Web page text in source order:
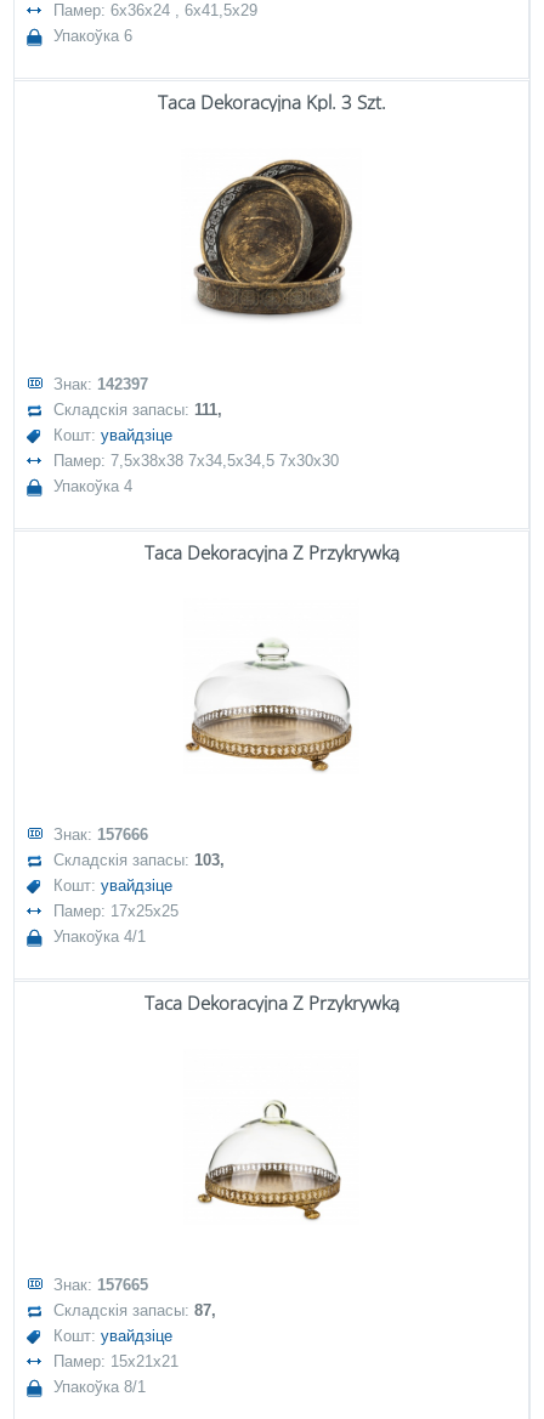
Памер: 6x36x24 , 6x41,5x29
Упакоўка 6
Taca Dekoracyjna Kpl. 3 Szt.
Знак: 142397
Складскія запасы:111,
Кошт:увайдзіце
Памер: 7,5x38x38 7x34,5x34,5 7x30x30
Упакоўка 4
Taca Dekoracyjna Z Przykrywką
Знак: 157666
Складскія запасы:103,
Кошт:увайдзіце
Памер: 17x25x25
Упакоўка 4/1
Taca Dekoracyjna Z Przykrywką
Знак: 157665
Складскія запасы:87,
Кошт:увайдзіце
Памер: 15x21x21
Упакоўка 8/1